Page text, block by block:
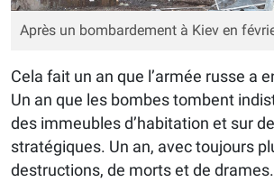
Après un bombardement à Kiev en
Cela fait un an que l’armée russe a
Un an que les bombes tombent
des immeubles d’habitation et sur
stratégiques. Un an, avec toujours
destructions, de morts et de drames.